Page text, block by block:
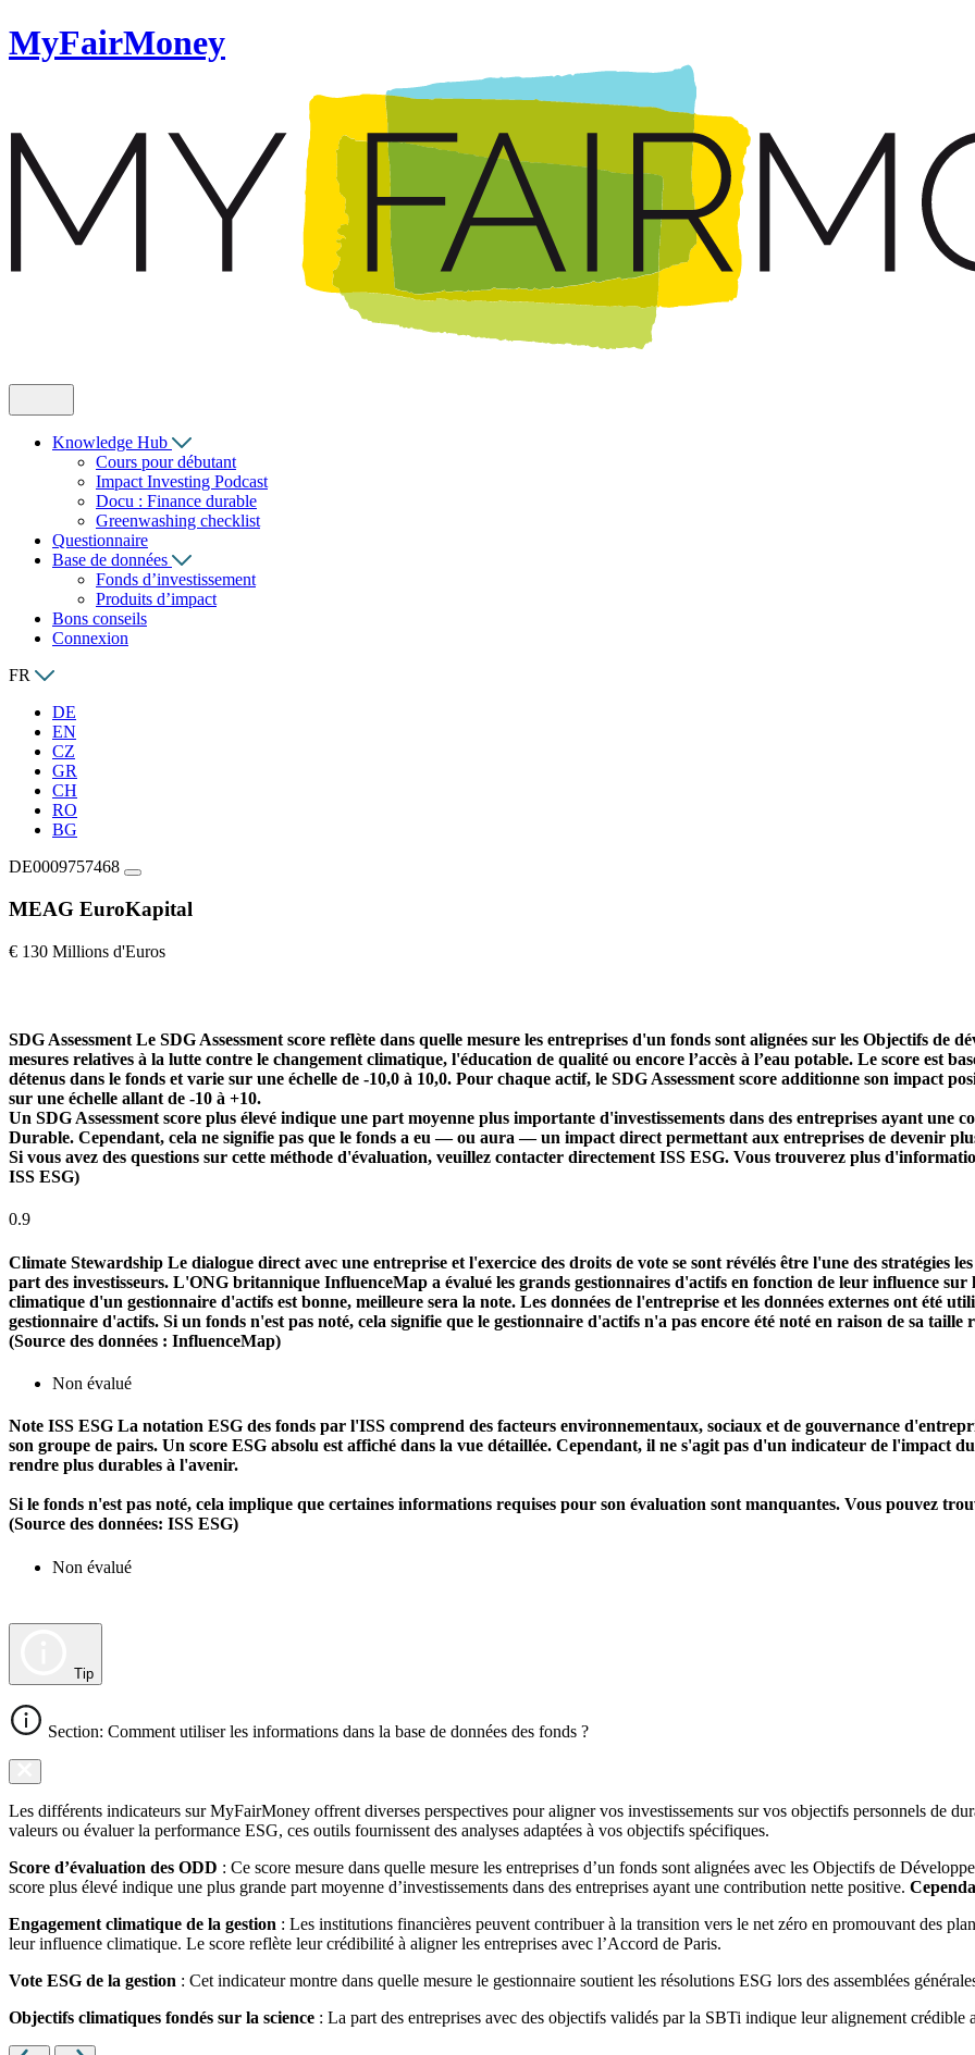
MyFairMoney
Knowledge Hub
Cours pour débutant
Impact Investing Podcast
Docu : Finance durable
Greenwashing checklist
Questionnaire
Base de données
Fonds d’investissement
Produits d’impact
Bons conseils
Connexion
FR
DE
EN
CZ
GR
CH
RO
BG
DE0009757468
MEAG EuroKapital
€ 130 Millions d'Euros
SDG Assessment Le SDG Assessment score reflète dans quelle mesure les entreprises d'un fonds sont alignées sur les Objectifs de
mesures relatives à la lutte contre le changement climatique, l'éducation de qualité ou encore l’accès à l’eau potable. Le score est
détenus dans le fonds et varie sur une échelle de -10,0 à 10,0. Pour chaque actif, le SDG Assessment score additionne son impact
sur une échelle allant de -10 à +10.
Un SDG Assessment score plus élevé indique une part moyenne plus importante d'investissements dans des entreprises ayant une
Durable. Cependant, cela ne signifie pas que le fonds a eu — ou aura — un impact direct permettant aux entreprises de devenir
Si vous avez des questions sur cette méthode d'évaluation, veuillez contacter directement ISS ESG. Vous trouverez plus
ISS ESG)
0.9
Climate Stewardship Le dialogue direct avec une entreprise et l'exercice des droits de vote se sont révélés être l'une des stratégies
part des investisseurs. L'ONG britannique InfluenceMap a évalué les grands gestionnaires d'actifs en fonction de leur influence
climatique d'un gestionnaire d'actifs est bonne, meilleure sera la note. Les données de l'entreprise et les données externes ont été
gestionnaire d'actifs. Si un fonds n'est pas noté, cela signifie que le gestionnaire d'actifs n'a pas encore été noté en raison de sa
(Source des données : InfluenceMap)
Non évalué
Note ISS ESG La notation ESG des fonds par l'ISS comprend des facteurs environnementaux, sociaux et de gouvernance
son groupe de pairs. Un score ESG absolu est affiché dans la vue détaillée. Cependant, il ne s'agit pas d'un indicateur de l'impact
rendre plus durables à l'avenir.
Si le fonds n'est pas noté, cela implique que certaines informations requises pour son évaluation sont manquantes. Vous pouvez
(Source des données: ISS ESG)
Non évalué
Tip
Section: Comment utiliser les informations dans la base de données des fonds ?
Les différents indicateurs sur MyFairMoney offrent diverses perspectives pour aligner vos investissements sur vos objectifs personnels de
valeurs ou évaluer la performance ESG, ces outils fournissent des analyses adaptées à vos objectifs spécifiques.
Score d’évaluation des ODD : Ce score mesure dans quelle mesure les entreprises d’un fonds sont alignées avec les Objectifs de
score plus élevé indique une plus grande part moyenne d’investissements dans des entreprises ayant une contribution nette positive.
Engagement climatique de la gestion : Les institutions financières peuvent contribuer à la transition vers le net zéro en promouvant des
leur influence climatique. Le score reflète leur crédibilité à aligner les entreprises avec l’Accord de Paris.
Vote ESG de la gestion : Cet indicateur montre dans quelle mesure le gestionnaire soutient les résolutions ESG lors des assemblées
Objectifs climatiques fondés sur la science : La part des entreprises avec des objectifs validés par la SBTi indique leur alignement crédible